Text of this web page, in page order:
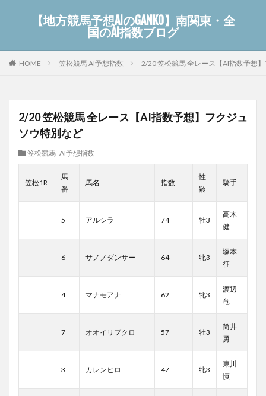
【地方競馬予想AIのGANKO】南関東・全
国のAI指数ブログ
HOME 笠松競馬 AI予想指数 2/20 笠松競馬 全レース【AI指数予想
2/20 笠松競馬 全レース【AI指数予想】フクジュ
ソウ特別など
笠松競馬 AI予想指数
笠松1R
馬
番
馬名 指数
性
齢
騎手
5 アルシラ 74 牡3
高木
健
6 サノノダンサー 64 牝3
塚本
征
4 マナモアナ 62 牝3
渡辺
竜
7 オオイリブクロ 57 牡3
筒井
勇
3 カレンヒロ 47 牝3
東川
慎